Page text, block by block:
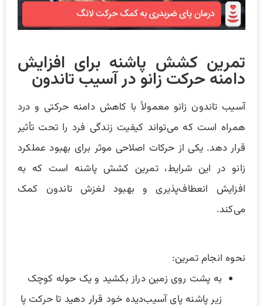
تمرین کشش پاشنه برای افزایش
دامنه حرکت زانو در آسیب تاندون
آسیب تاندون زانو معمولاً با کاهش دامنه حرکتی و درد
همراه است که می‌تواند کیفیت زندگی فرد را تحت تأثیر
قرار دهد. یکی از حرکات اصلاحی موثر برای بهبود عملکرد
زانو در این شرایط، تمرین کشش پاشنه است که به
افزایش انعطاف‌پذیری و بهبود لغزش تاندون کمک
می‌کند.
نحوه انجام تمرین:
به پشت روی زمین دراز بکشید و یک حوله کوچک
زیر پاشنه پای آسیب‌دیده خود قرار دهید تا حرکت پا